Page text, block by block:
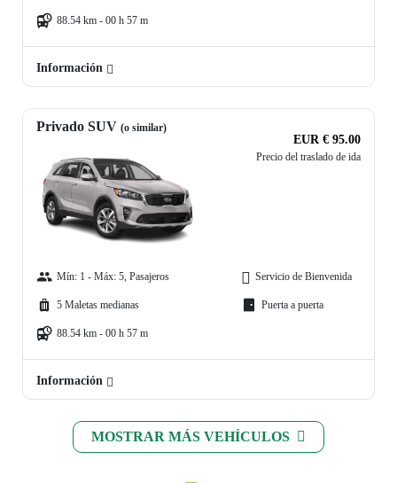
88.54 km - 00 h 57 m
Información
Privado SUV (o similar)
EUR € 95.00
Precio del traslado de ida
Mín: 1 - Máx: 5, Pasajeros
5 Maletas medianas
88.54 km - 00 h 57 m
Servicio de Bienvenida
Puerta a puerta
Información
MOSTRAR MÁS VEHÍCULOS